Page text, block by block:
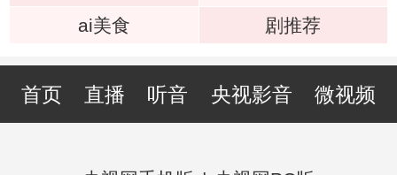
ai美食
剧推荐
首页 直播 听音 央视影音 微视频